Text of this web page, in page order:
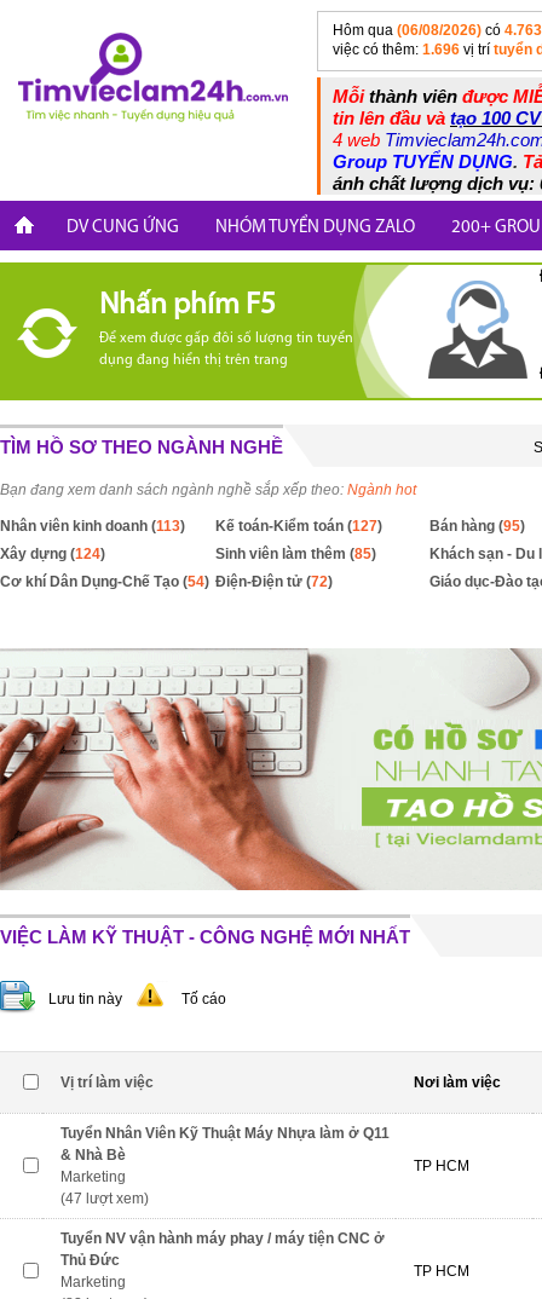
Hôm qua (06/08/2026) có 4.763
việc có thêm: 1.696 vị trí tuyển
Mỗithành viên được
tin lên đầu và tạo 100
4 web
Group TUYỂN DỤNG.
ánh chất lượng dịch vụ:
DV CUNG ỨNG NHÓM TUYỂN DỤNG ZALO 200+
Nhấn phím F5
Để xem được gấp đôi số lượng tin tuyển
dụng đang hiển thị trên trang
TÌM HỒ SƠ THEO NGÀNH NGHỀ
Bạn đang xem danh sách ngành nghề sắp xếp theo: Ngành hot
Nhân viên kinh doanh (113) Kế toán-Kiểm toán (127) Bán hàng (95)
Xây dựng (124) Sinh viên làm thêm (85)
Khách sạn - Du
Cơ khí Dân Dụng-Chế Tạo (54) Điện-Điện tử (72) Giáo dục-Đào
VIỆC LÀM KỸ THUẬT - CÔNG NGHỆ MỚI NHẤT
Lưu tin này Tố cáo
Vị trí làm việc Nơi làm việc
Tuyển Nhân Viên Kỹ Thuật Máy Nhựa làm ở Q11
& Nhà Bè
Marketing
(47 lượt xem)
TP HCM
Tuyển NV vận hành máy phay / máy tiện CNC ở
Thủ Đức
Marketing
TP HCM